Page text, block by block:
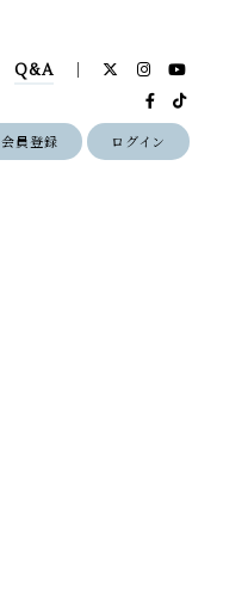
Q&A
会員登録 ログイン